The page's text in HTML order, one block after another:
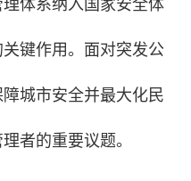
体系纳入国家安全体
键作用。面对突发公
城市安全并最大化民
者的重要议题。